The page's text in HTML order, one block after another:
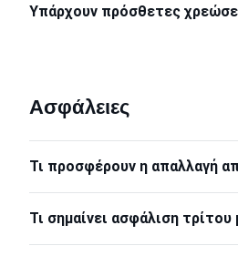
Υπάρχουν πρόσθετες
Ασφάλειες
Τι προσφέρουν η απαλλαγή
Τι σημαίνει ασφάλιση τρίτου